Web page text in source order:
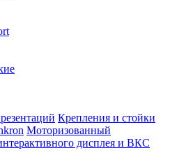
Крепления и стойки
Моторизованный
дисплея и ВКС